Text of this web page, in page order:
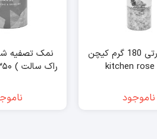
نمک صورتی 180 گرم کیچن
ناموجود
نمک تصفیه